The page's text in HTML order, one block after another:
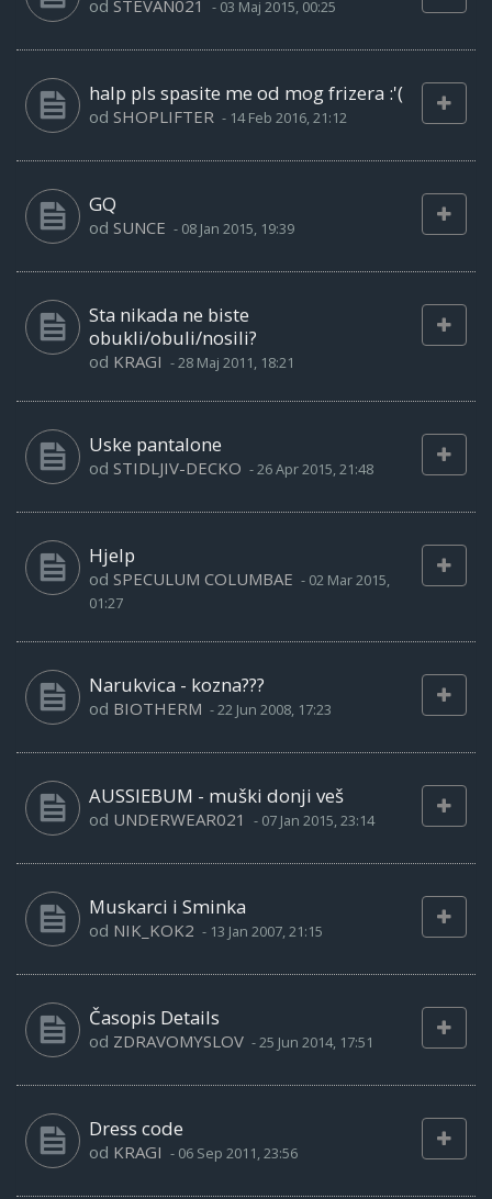
od STEVAN021 - 03 Maj 2015, 00:25
halp pls spasite me od mog frizera :'(
od SHOPLIFTER - 14 Feb 2016, 21:12
GQ
od SUNCE - 08 Jan 2015, 19:39
Sta nikada ne biste
obukli/obuli/nosili?
od KRAGI -28 Maj 2011, 18:21
Uske pantalone
od STIDLJIV-DECKO -26 Apr 2015, 21:48
Hjelp
od SPECULUM COLUMBAE - 02 Mar 2015,
01:27
Narukvica - kozna???
od BIOTHERM -22 Jun 2008, 17:23
AUSSIEBUM - muški donji veš
od UNDERWEAR021 - 07 Jan 2015, 23:14
Muskarci i Sminka
od NIK_KOK2 - 13 Jan 2007, 21:15
Časopis Details
od ZDRAVOMYSLOV -25 Jun 2014, 17:51
Dress code
od KRAGI - 06 Sep 2011, 23:56